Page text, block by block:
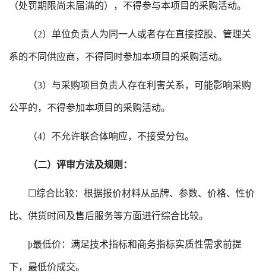
（处罚期限尚未届满的），不得参与本项目的采购活动。
（2）单位负责人为同一人或者存在直接控股、管理关
系的不同供应商，不得同时参加本项目的采购活动。
（3）与采购项目负责人存在利害关系，可能影响采购
公平的，不得参加本项目的采购活动。
（4）不允许联合体响应，不接受分包。
（二）评审方法及规则：
☐综合比较：根据报价材料从品牌、参数、价格、性价
比、供货时间及售后服务等方面进行综合比较。
þ最低价：满足技术指标和商务指标实质性需求前提
下，最低价成交。